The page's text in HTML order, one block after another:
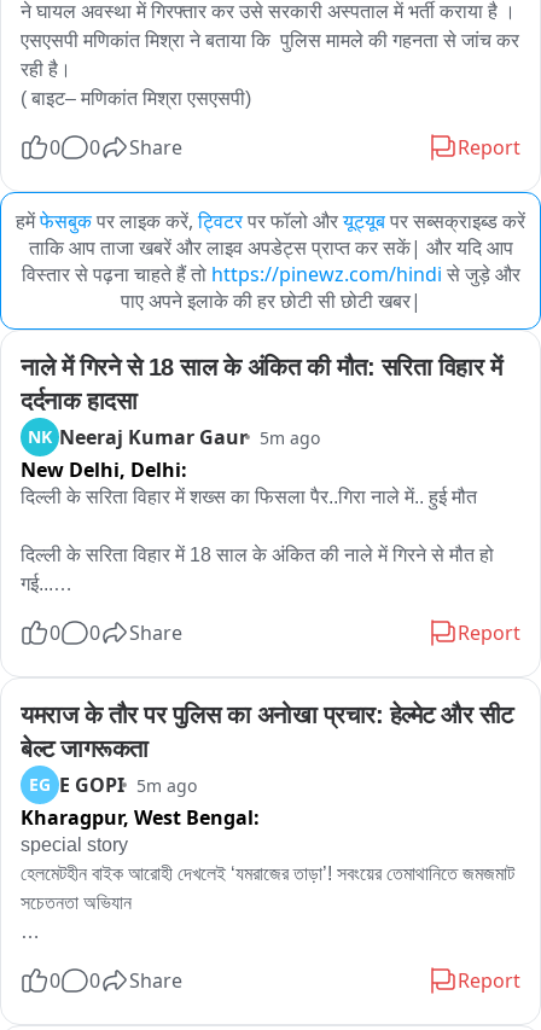
ने घायल अवस्था में गिरफ्तार कर उसे सरकारी अस्पताल में भर्ती कराया है ।
एसएसपी मणिकांत मिश्रा ने बताया कि  पुलिस मामले की गहनता से जांच कर
रही है।
( बाइट– मणिकांत मिश्रा एसएसपी)
0 0 Share Report
हमेंफेसबुकपर लाइक करें, ट्विटरपर फॉलो औरयूट्यूबपर सब्सक्राइब्ड करें
ताकि आप ताजा खबरें और लाइव अपडेट्स प्राप्त कर सकें| और यदि आप
विस्तार से पढ़ना चाहते हैं तो https://pinewz.com/hindi से जुड़े और
पाए अपने इलाके की हर छोटी सी छोटी खबर|
नाले में गिरने से 18 साल के अंकित की मौत: सरिता विहार में
दर्दनाक हादसा
NK Neeraj Kumar Gaur 5m ago
New Delhi, Delhi:
दिल्ली के सरिता विहार में शख्स का फिसला पैर..गिरा नाले में.. हुई मौत
दिल्ली के सरिता विहार में 18 साल के अंकित की नाले में गिरने से मौत हो
गई...
जा रहा था..तभी नाले की पुलिया को क्रोस करने के बाद.. पानी का फ्लो
वो नाले में पानी के बहाव के साथ बह गया..
0 0 Share Report
यमराज के तौर पर पुलिस का अनोखा प्रचार: हेल्मेट और सीट
बेल्ट जागरूकता
EG E GOPI 5m ago
Kharagpur, West Bengal:
special story
হেলমেটহীন বাইক আরোহী দেখলেই ‘যমরাজের তাড়া’! সবংয়ের তেমাথানিতে জমজমাট
সচেতনতা অভিযান
অথচ সিটবেল্ট বাঁধেননি? সাবধান! এবার আপনাকে থামাতে রাস্তায় হাজির স্বয়ং
0 0 Share Report